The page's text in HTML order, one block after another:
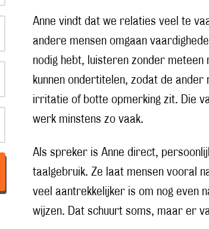
Anne vindt dat we relaties veel te
andere mensen omgaan
nodig hebt, luisteren zonder
kunnen ondertitelen, zodat de
irritatie of botte opmerking zit. Die
werk minstens zo vaak.
Als spreker is Anne direct,
taalgebruik. Ze laat mensen vooral
veel aantrekkelijker is om nog even
wijzen. Dat schuurt soms, maar er